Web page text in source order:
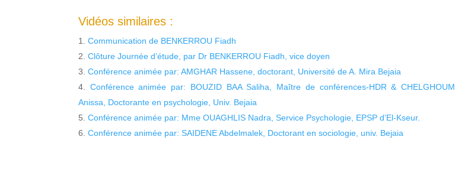
Vidéos similaires :
Communication de BENKERROU Fiadh
Clôture Journée d’étude, par Dr BENKERROU Fiadh, vice doyen
Conférence animée par: AMGHAR Hassene, doctorant, Université de A. Mira Bejaia
Conférence animée par: BOUZID BAA Saliha, Maître de conférences-HDR & CHELGHOUM
Anissa, Doctorante en psychologie, Univ. Bejaia
Conférence animée par: Mme OUAGHLIS Nadra, Service Psychologie, EPSP d’El-Kseur.
Conférence animée par: SAIDENE Abdelmalek, Doctorant en sociologie, univ. Bejaia